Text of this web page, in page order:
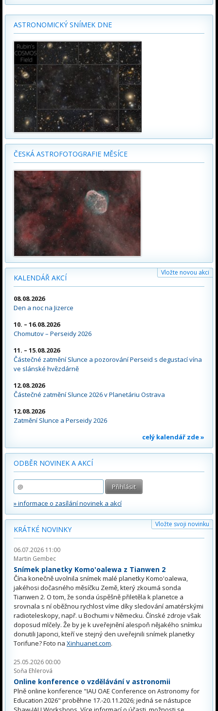
ASTRONOMICKÝ SNÍMEK DNE
ČESKÁ ASTROFOTOGRAFIE MĚSÍCE
KALENDÁŘ AKCÍ
Vložte novou akci
08.08.2026
Den a noc na Jizerce
10. – 16.08.2026
Chomutov – Perseidy 2026
11. – 15.08.2026
Částečné zatmění Slunce a pozorování Perseid s degustací vína
ve slánské hvězdárně
12.08.2026
Částečné zatmění Slunce 2026 v Planetáriu Ostrava
12.08.2026
Zatmění Slunce a Perseidy 2026
celý kalendář zde »
ODBĚR NOVINEK A AKCÍ
» informace o zasílání novinek a akcí
Vložte svoji novinku
KRÁTKÉ NOVINKY
06.07.2026 11:00
Martin Gembec
Snímek planetky Komo'oalewa z Tianwen 2
Čína konečně uvolnila snímek malé planetky Komo'oalewa,
jakéhosi dočasného měsíčku Země, který zkoumá sonda
Tianwen 2. O tom, že sonda úspěšně přiletěla k planetce a
srovnala s ní oběžnou rychlost víme díky sledování amatérskými
radioteleskopy, např. u Bochumi v Německu. Čínské zdroje však
doposud mlčely. Že by je k uveřejnění alespoň nějakého snímku
donutili Japonci, kteří ve stejný den uveřejnili snímek planetky
Torifune? Foto na Xinhuanet.com.
25.05.2026 00:00
Soňa Ehlerová
Online konference o vzdělávání v astronomii
Plně online konference "IAU OAE Conference on Astronomy for
Education 2026" proběhne 17.-20.11.2026; jedná se nástupce